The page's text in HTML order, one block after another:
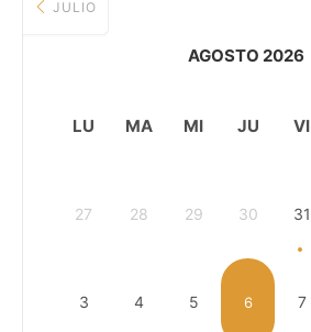
JULIO
AGOSTO 2026
LU MA MI JU VI
27 28 29 30 31
3 4 5 6 7